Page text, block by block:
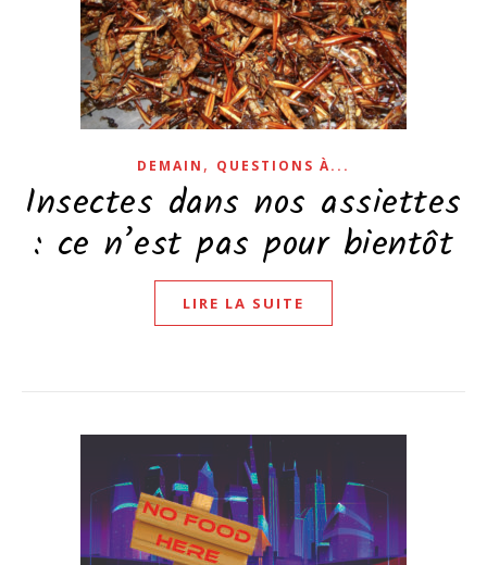
DEMAIN , QUESTIONS À...
Insectes dans nos assiettes
: ce n’est pas pour bientôt
LIRE LA SUITE